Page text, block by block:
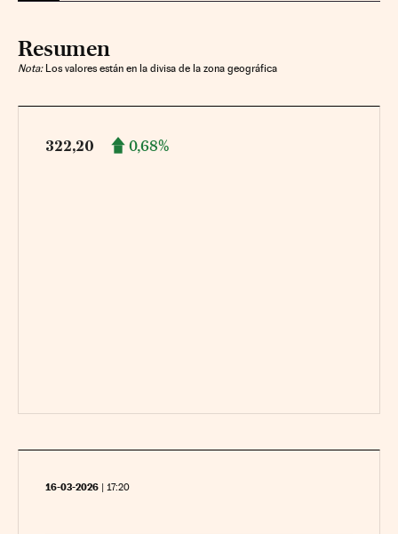
Resumen
Nota:Los valores están en la divisa de la zona geográfica
322,20 0,68%
16-03-2026 | 17:20